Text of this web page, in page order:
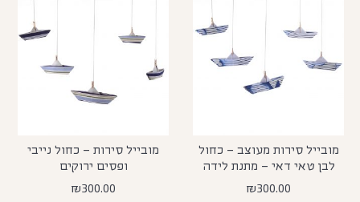
מובייל סירות מעוצב – כחול
לבן טאי דאי – מתנת לידה
₪300.00
מובייל סירות – כחול נייבי
ופסים ירוקים
₪300.00